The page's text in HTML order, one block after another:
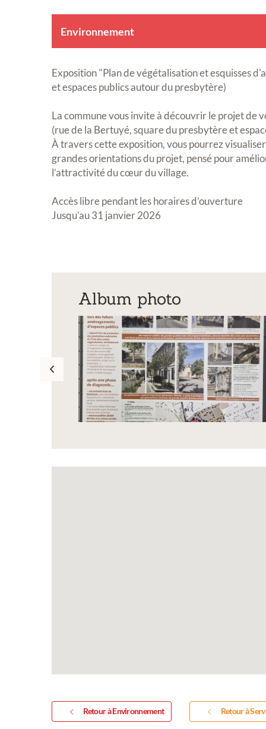
Environnement
Exposition "Plan de végétalisation et esquisses
et espaces publics autour du presbytère)
La commune vous invite à découvrir le projet de
(rue de la Bertuyé, square du presbytère et
À travers cette exposition, vous pourrez
grandes orientations du projet, pensé pour
l’attractivité du cœur du village.
Accès libre pendant les horaires d’ouverture
Jusqu’au 31 janvier 2026
Album photo
Retour à Environnement Retour à
Exposition
sculptures et
Vous souhaitez exposer vos